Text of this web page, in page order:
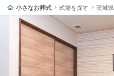
小さなお葬式 式場を探す 茨城県